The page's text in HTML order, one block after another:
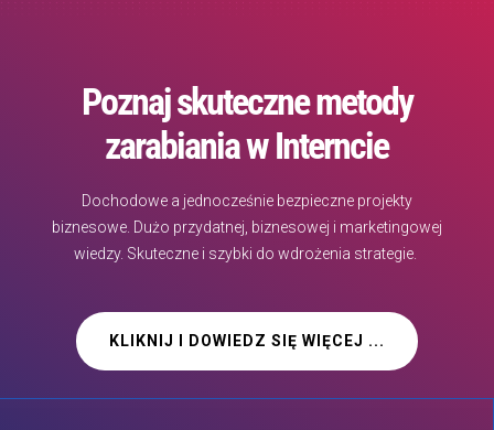
Poznaj skuteczne metody
zarabiania w Interncie
Dochodowe a jednocześnie bezpieczne projekty
biznesowe. Dużo przydatnej, biznesowej i marketingowej
wiedzy. Skuteczne i szybki do wdrożenia strategie.
KLIKNIJ I DOWIEDZ SIĘ WIĘCEJ ...